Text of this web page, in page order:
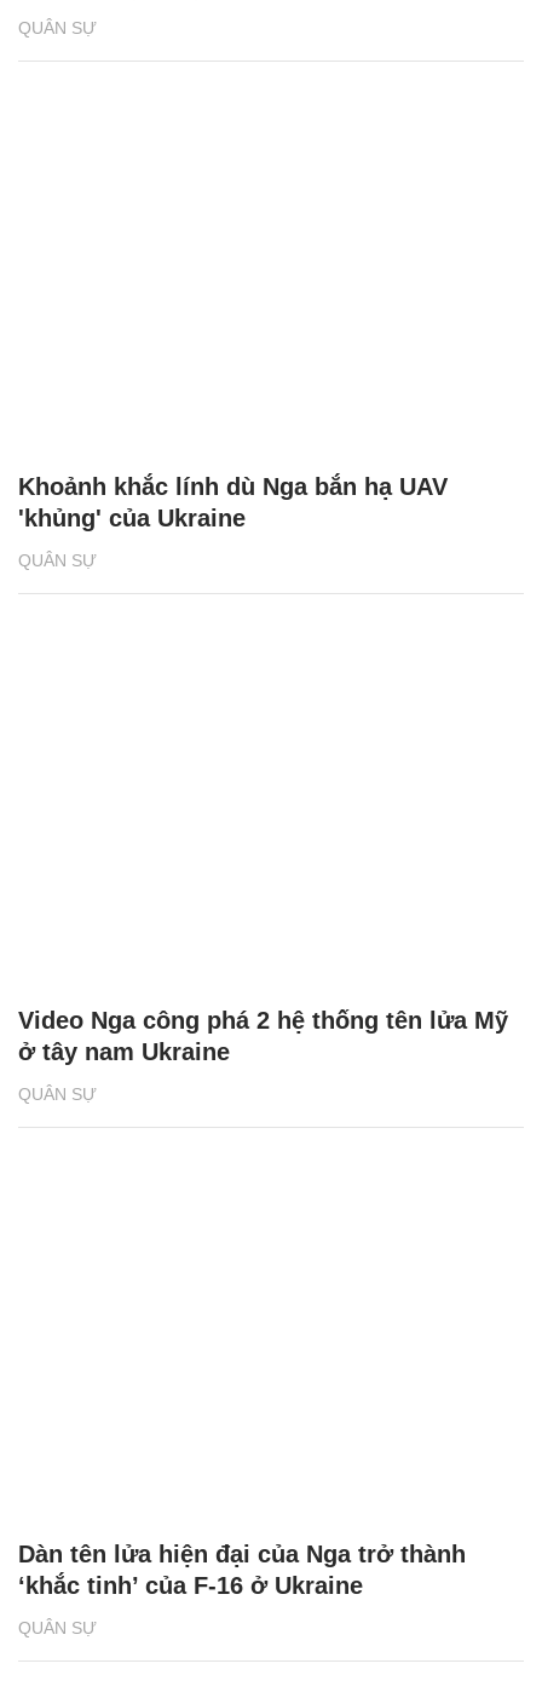
QUÂN SỰ
QUÂN SỰ
Khoảnh khắc lính dù Nga bắn hạ UAV
'khủng' của Ukraine
QUÂN SỰ
Video Nga công phá 2 hệ thống tên lửa Mỹ
ở tây nam Ukraine
QUÂN SỰ
Dàn tên lửa hiện đại của Nga trở thành
‘khắc tinh’ của F-16 ở Ukraine